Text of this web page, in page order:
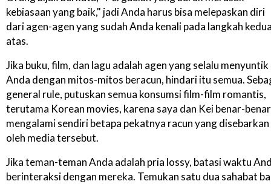
kebiasaan yang baik," jadi Anda harus bisa melepaskan diri
dari agen-agen yang sudah Anda kenali pada langkah
atas.
Jika buku, film, dan lagu adalah agen yang selalu menyuntik
Anda dengan mitos-mitos beracun, hindari itu semua.
general rule, putuskan semua konsumsi film-film romantis,
terutama Korean movies, karena saya dan Kei benar-benar
mengalami sendiri betapa pekatnya racun yang disebarkan
oleh media tersebut.
Jika teman-teman Anda adalah pria lossy, batasi waktu
berinteraksi dengan mereka. Temukan satu dua sahabat